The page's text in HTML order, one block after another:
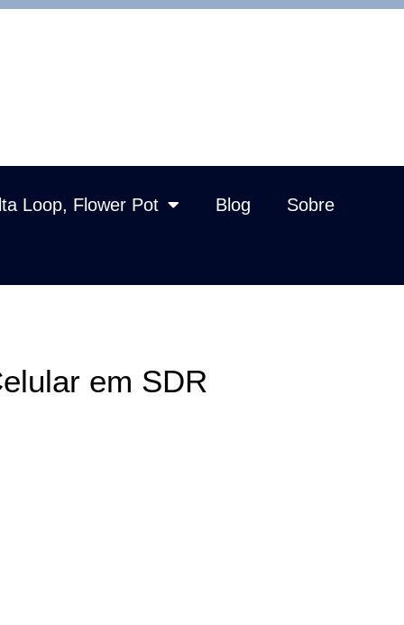
Loop, Flower Pot Blog Sobre
em SDR